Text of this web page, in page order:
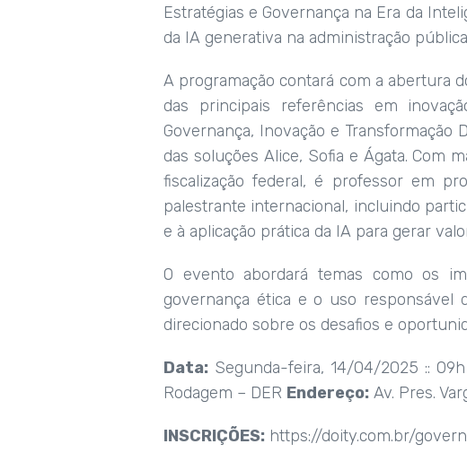
Estratégias e Governança na Era da
da IA generativa na administração
A programação contará com a abertura
das principais referências em
Governança, Inovação e
das soluções Alice, Sofia e Ágata. Com
fiscalização federal, é professor em
palestrante internacional, incluindo
e à aplicação prática da IA para gerar
O evento abordará temas como os
governança ética e o uso responsável
direcionado sobre os desafios e
Data: Segunda-feira, 14/04/2025 ::
Rodagem – DER Endereço: Av. Pres.
INSCRIÇÕES: https://doity.com.br/